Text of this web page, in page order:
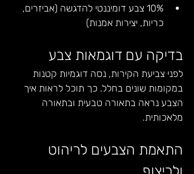
10% צבע דומיננטי להדגשה (אביזרים,
כריות, יצירות אמנות)
בדיקה עם דוגמאות צבע
לפני צביעת הקירות, נסה דוגמיות קטנות
במקומות שונים בחלל. כך תוכל לראות איך
הצבע נראה בתאורה טבעית ובתאורה
מלאכותית.
התאמת הצבעים לריהוט